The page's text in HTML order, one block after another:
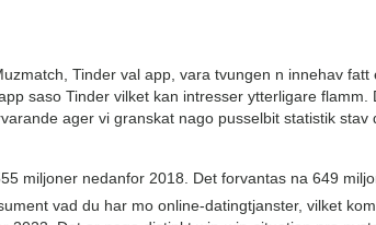
Tinder val app, vara tvungen n innehav
saso Tinder vilket kan intresser ytterligare
ager vi granskat nago pusselbit statistik
miljoner nedanfor 2018. Det forvantas na 649
vad du har mo online-datingtjanster, vilket